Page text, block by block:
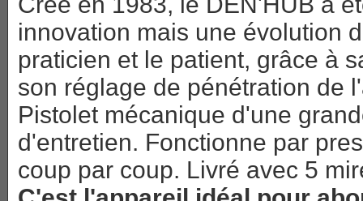
innovation mais une évolution
praticien et le patient, grâce à
son réglage de pénétration de
Pistolet mécanique d'une
d'entretien. Fonctionne par
coup par coup. Livré avec 5